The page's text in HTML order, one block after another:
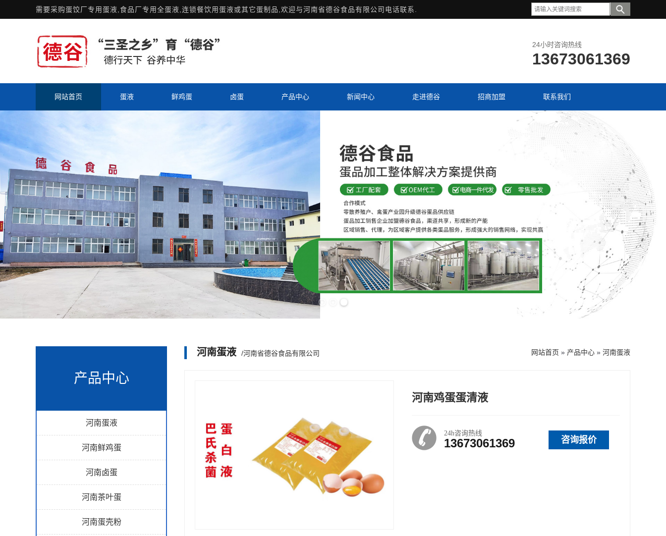
需要采购蛋饺厂专用蛋液 ,食品厂专用全蛋液,连锁餐饮用蛋液或其它蛋制品,欢迎与河南省德谷食品有限公司电话联系.
24小时咨询热线
13673061369
网站首页 蛋液 鲜鸡蛋 卤蛋 产品中心 新闻中心 走进德谷 招商加盟 联系我们
产品中心
河南蛋液
河南鲜鸡蛋
河南卤蛋
河南茶叶蛋
河南蛋壳粉
河南蛋液 /河南省德谷食品有限公司 网站首页 » 产品中心 » 河南蛋液
河南鸡蛋蛋清液
咨询报价
24h咨询热线
13673061369